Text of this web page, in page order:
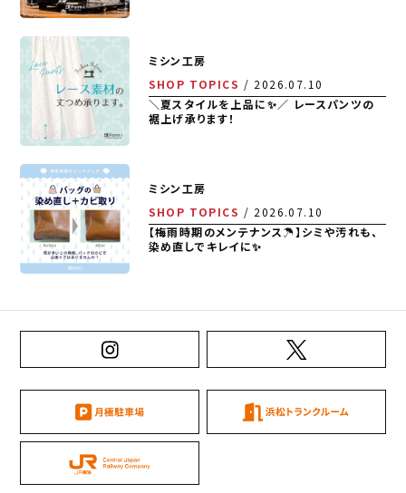
ミシン工房
SHOP TOPICS
2026.07.10
＼夏スタイルを上品に✨／ レースパンツの
裾上げ承ります！
ミシン工房
SHOP TOPICS
2026.07.10
【梅雨時期のメンテナンス☂️】シミや汚れも、
染め直しでキレイに✨